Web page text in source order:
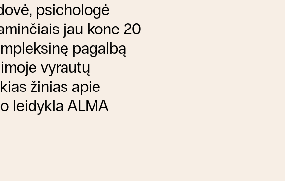
psichologė
jau kone 20
pagalbą
vyrautų
žinias apie
leidykla ALMA